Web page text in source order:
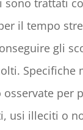
sono trattati
il tempo
gli
Specifiche
osservate per
usi illeciti o